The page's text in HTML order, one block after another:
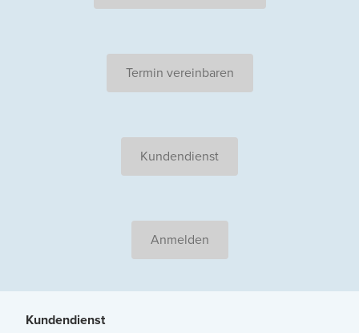
Termin vereinbaren
Kundendienst
Anmelden
Kundendienst